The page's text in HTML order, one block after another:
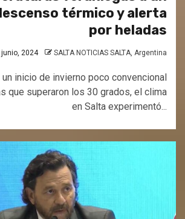
térmico y alerta
por heladas
junio, 2024 SALTA NOTICIAS SALTA, Argentina
inicio de invierno poco convencional
que superaron los 30 grados, el clima
en Salta experimentó...